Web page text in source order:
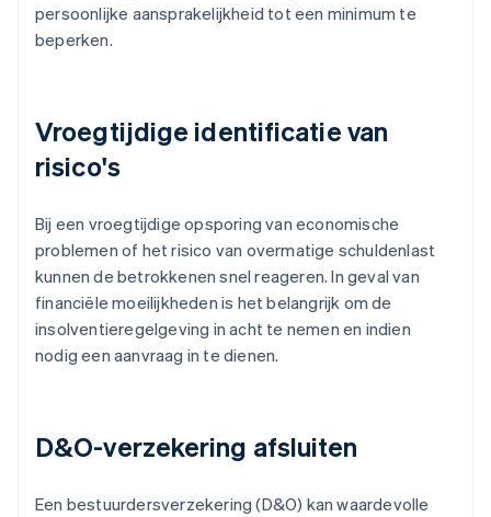
persoonlijke aansprakelijkheid tot een minimum te
beperken.
Vroegtijdige identificatie van
risico's
Bij een vroegtijdige opsporing van economische
problemen of het risico van overmatige schuldenlast
kunnen de betrokkenen snel reageren. In geval van
financiële moeilijkheden is het belangrijk om de
insolventieregelgeving in acht te nemen en indien
nodig een aanvraag in te dienen.
D&O-verzekering afsluiten
Een bestuurdersverzekering (D&O) kan waardevolle